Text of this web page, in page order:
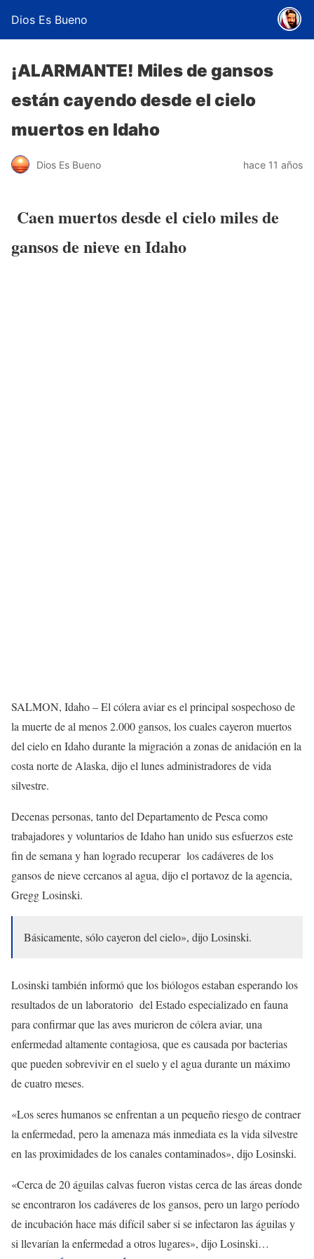
Dios Es Bueno
¡ALARMANTE! Miles de gansos
están cayendo desde el cielo
muertos en Idaho
Dios Es Bueno hace 11 años
Caen muertos desde el cielo miles de
gansos de nieve en Idaho
SALMON, Idaho – El cólera aviar es el principal sospechoso de
la muerte de al menos 2.000 gansos, los cuales cayeron muertos
del cielo en Idaho durante la migración a zonas de anidación en la
costa norte de Alaska, dijo el lunes administradores de vida
silvestre.
Decenas personas, tanto del Departamento de Pesca como
trabajadores y voluntarios de Idaho han unido sus esfuerzos este
fin de semana y han logrado recuperar los cadáveres de los
gansos de nieve cercanos al agua, dijo el portavoz de la agencia,
Gregg Losinski.
Básicamente, sólo cayeron del cielo», dijo Losinski.
Losinski también informó que los biólogos estaban esperando los
resultados de un laboratorio del Estado especializado en fauna
para confirmar que las aves murieron de cólera aviar, una
enfermedad altamente contagiosa, que es causada por bacterias
que pueden sobrevivir en el suelo y el agua durante un máximo
de cuatro meses.
«Los seres humanos se enfrentan a un pequeño riesgo de contraer
la enfermedad, pero la amenaza más inmediata es la vida silvestre
en las proximidades de los canales contaminados», dijo Losinski.
«Cerca de 20 águilas calvas fueron vistas cerca de las áreas donde
se encontraron los cadáveres de los gansos, pero un largo período
de incubación hace más difícil saber si se infectaron las águilas y
si llevarían la enfermedad a otros lugares», dijo Losinski…